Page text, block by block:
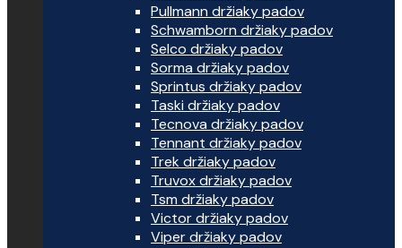
Pullmann držiaky padov
Schwamborn držiaky padov
Selco držiaky padov
Sorma držiaky padov
Sprintus držiaky padov
Taski držiaky padov
Tecnova držiaky padov
Tennant držiaky padov
Trek držiaky padov
Truvox držiaky padov
Tsm držiaky padov
Victor držiaky padov
Viper držiaky padov